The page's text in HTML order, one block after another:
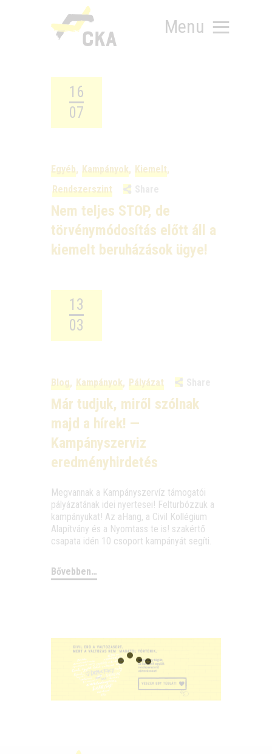
Menu
RÓLUNK
MIT SZERVEZÜNK?
TÁMOGATÁS
TUDÁSTÁR
HÍREINK
16
07
Egyéb, Kampányok, Kiemelt,
Rendszerszint
Nem teljes STOP, de
törvénymódosítás előtt áll a
kiemelt beruházások ügye!
13
03
Blog, Kampányok, Pályázat
Már tudjuk, miről szólnak
majd a hírek! —
Kampányszerviz
eredményhirdetés
Meg­van­nak a Kam­pány­szer­víz támo­ga­tói
pályá­za­tá­nak idei nyer­te­sei! Fel­tur­bóz­zuk a
kam­pá­nyu­kat! Az aHang, a Civil Kol­lé­gi­um
Ala­pít­vány és a Nyom­tass te is! szak­ér­tő
csa­pa­ta idén 10 cso­port kam­pá­nyát segíti.
Bővebben…